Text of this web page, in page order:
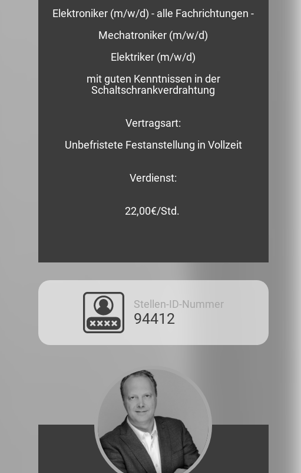
Elektroniker (m/w/d) - alle Fachrichtungen -
Mechatroniker (m/w/d)
Elektriker (m/w/d)
mit guten Kenntnissen in der
Schaltschrankverdrahtung
Vertragsart:
Unbefristete Festanstellung in Vollzeit
Verdienst:
22,00€/Std.
Stellen-ID-Nummer
94412